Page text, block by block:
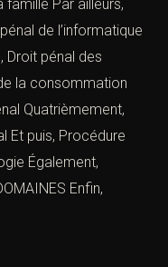
famille Par ailleurs,
de l’informatique
Droit pénal des
la consommation
Quatrièmement,
l Et puis, Procédure
Également,
Enfin,